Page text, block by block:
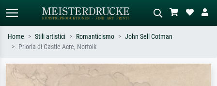
Cerca per artista, titolo o stile – es.
Monet, Notte stellata,
Descrivi la scena – es. prato verde,
astratto con molto rosso, dipinto a
Home Stili artistici Romanticismo
John Sell Cotman
Prioria di Castle Acre, Norfolk